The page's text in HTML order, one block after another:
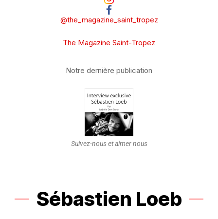
@the_magazine_saint_tropez
The Magazine Saint-Tropez
Notre dernière publication
Suivez-nous et aimer nous
Sébastien Loeb